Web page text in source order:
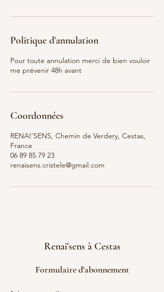
Politique d'annulation
Pour toute annulation merci de bien vouloir
me prévenir 48h avant
Coordonnées
RENAI'SENS, Chemin de Verdery, Cestas,
France
06 89 85 79 23
renaisens.cristele@gmail.com
Renai'sens à Cestas
Formulaire d'abonnement